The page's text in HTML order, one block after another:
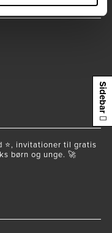
Sidebar
⭐️, invitationer til gratis
børn og unge. 🚀